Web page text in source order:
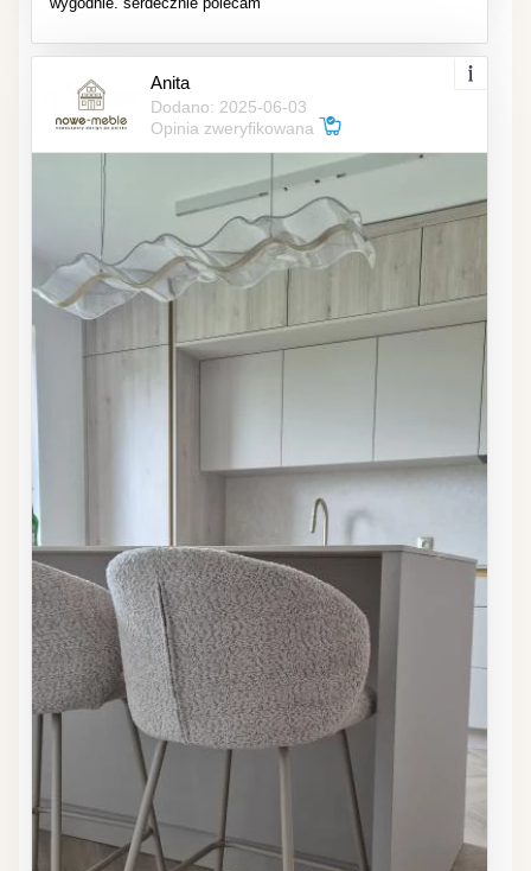
Anita
Dodano: 2025-06-03
Opinia zweryfikowana